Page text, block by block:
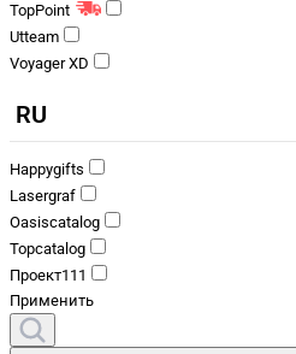
TopPoint
Utteam
Voyager XD
RU
Happygifts
Lasergraf
Oasiscatalog
Topcatalog
Проект111
Применить